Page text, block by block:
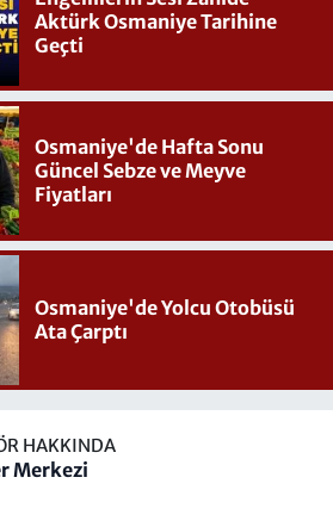
Aktürk Osmaniye Tarihine
Geçti
Osmaniye'de Hafta Sonu
Güncel Sebze ve Meyve
Fiyatları
Osmaniye'de Yolcu Otobüsü
Ata Çarptı
HAKKINDA
Merkezi